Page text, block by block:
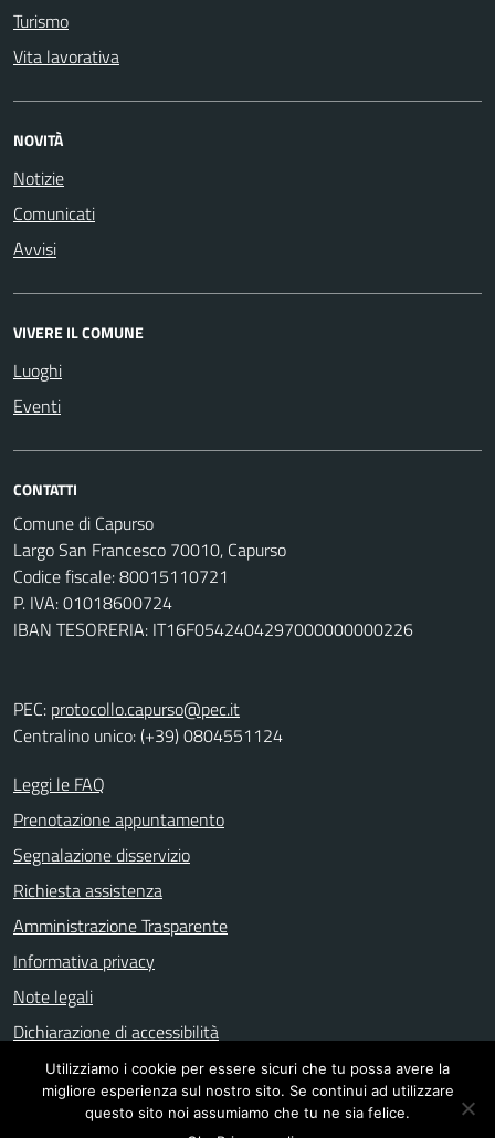
Turismo
Vita lavorativa
NOVITÀ
Notizie
Comunicati
Avvisi
VIVERE IL COMUNE
Luoghi
Eventi
CONTATTI
Comune di Capurso
Largo San Francesco 70010, Capurso
Codice fiscale: 80015110721
P. IVA: 01018600724
IBAN TESORERIA: IT16F0542404297000000000226
PEC: protocollo.capurso@pec.it
Centralino unico: (+39) 0804551124
Leggi le FAQ
Prenotazione appuntamento
Segnalazione disservizio
Richiesta assistenza
Amministrazione Trasparente
Informativa privacy
Note legali
Dichiarazione di accessibilità
Mappa del sito
Utilizziamo i cookie per essere sicuri che tu possa avere la
migliore esperienza sul nostro sito. Se continui ad utilizzare
questo sito noi assumiamo che tu ne sia felice.